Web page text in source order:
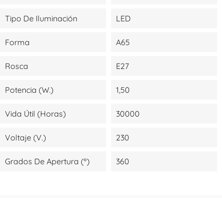
Tipo De Iluminación LED
Forma A65
Rosca E27
Potencia (W.) 1,50
Vida Útil (Horas) 30000
Voltaje (V.) 230
Grados De Apertura (º) 360